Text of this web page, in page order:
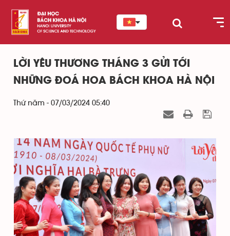
LỜI YÊU THƯƠNG THÁNG 3 GỬI TỚI
NHỮNG ĐOÁ HOA BÁCH KHOA HÀ NỘI
Thứ năm - 07/03/2024 05:40